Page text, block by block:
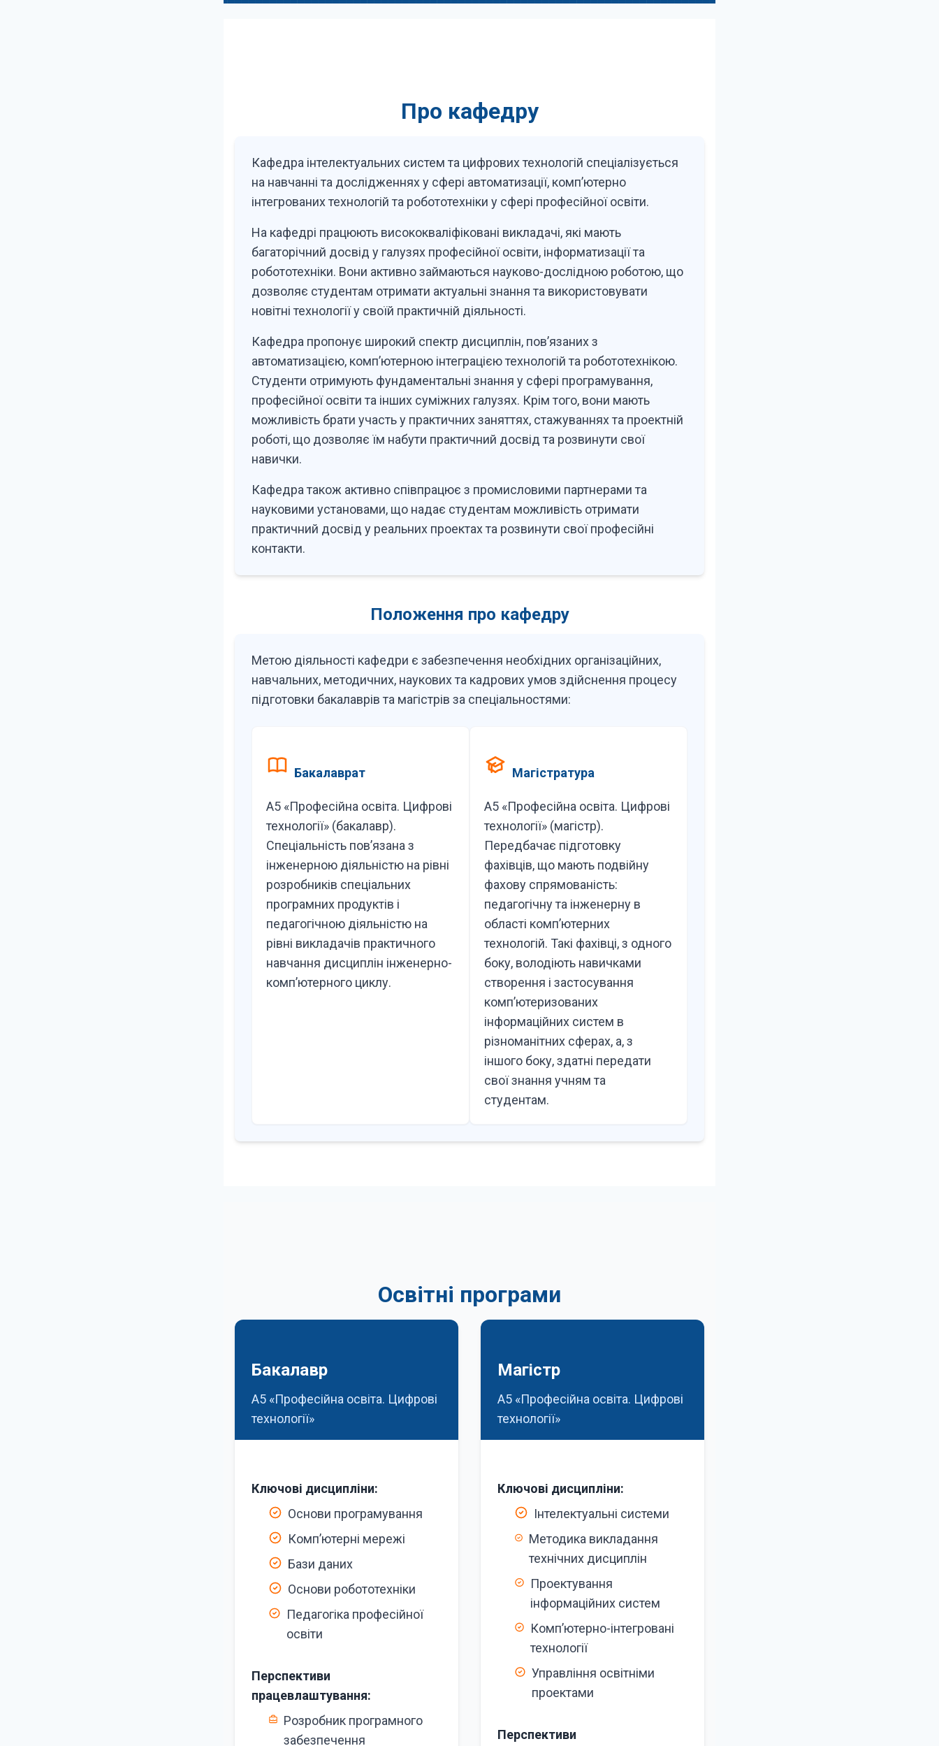
Про кафедру
Кафедра інтелектуальних систем та цифрових технологій спеціалізується
на навчанні та дослідженнях у сфері автоматизації, комп’ютерно
інтегрованих технологій та робототехніки у сфері професійної освіти.
На кафедрі працюють висококваліфіковані викладачі, які мають
багаторічний досвід у галузях професійної освіти, інформатизації та
робототехніки. Вони активно займаються науково-дослідною роботою, що
дозволяє студентам отримати актуальні знання та використовувати
новітні технології у своїй практичній діяльності.
Кафедра пропонує широкий спектр дисциплін, пов’язаних з
автоматизацією, комп’ютерною інтеграцією технологій та робототехнікою.
Студенти отримують фундаментальні знання у сфері програмування,
професійної освіти та інших суміжних галузях. Крім того, вони мають
можливість брати участь у практичних заняттях, стажуваннях та проектній
роботі, що дозволяє їм набути практичний досвід та розвинути свої
навички.
Кафедра також активно співпрацює з промисловими партнерами та
науковими установами, що надає студентам можливість отримати
практичний досвід у реальних проектах та розвинути свої професійні
контакти.
Положення про кафедру
Метою діяльності кафедри є забезпечення необхідних організаційних,
навчальних, методичних, наукових та кадрових умов здійснення процесу
підготовки бакалаврів та магістрів за спеціальностями:
Бакалаврат
А5 «Професійна освіта. Цифрові
технології» (бакалавр).
Спеціальність пов’язана з
інженерною діяльністю на рівні
розробників спеціальних
програмних продуктів і
педагогічною діяльністю на
рівні викладачів практичного
навчання дисциплін інженерно-
комп’ютерного циклу.
Магістратура
А5 «Професійна освіта. Цифрові
технології» (магістр).
Передбачає підготовку
фахівців, що мають подвійну
фахову спрямованість:
педагогічну та інженерну в
області комп’ютерних
технологій. Такі фахівці, з одного
боку, володіють навичками
створення і застосування
комп’ютеризованих
інформаційних систем в
різноманітних сферах, а, з
іншого боку, здатні передати
свої знання учням та
студентам.
Освітні програми
Бакалавр
А5 «Професійна освіта. Цифрові
технології»
Ключові дисципліни:
Основи програмування
Комп’ютерні мережі
Бази даних
Основи робототехніки
Педагогіка професійної
освіти
Перспективи
працевлаштування:
Розробник програмного
забезпечення
Магістр
А5 «Професійна освіта. Цифрові
технології»
Ключові дисципліни:
Інтелектуальні системи
Методика викладання
технічних дисциплін
Проектування
інформаційних систем
Комп’ютерно-інтегровані
технології
Управління освітніми
проектами
Перспективи